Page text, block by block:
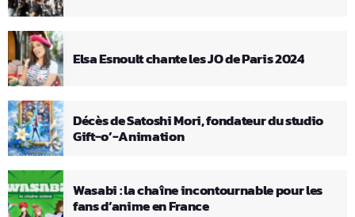
Elsa Esnoult chante les JO de Paris 2024
Décès de Satoshi Mori, fondateur du studio
Gift-o’-Animation
Wasabi : la chaîne incontournable pour les
fans d’anime en France